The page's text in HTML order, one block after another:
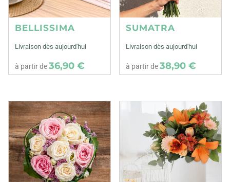
BELLISSIMA
Livraison dès aujourd'hui
à partir de36,90 €
SUMATRA
Livraison dès aujourd'hui
à partir de38,90 €